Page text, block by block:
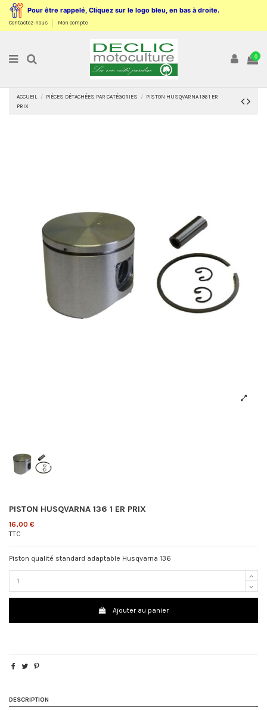
Pour être rappelé, Cliquez sur le logo bleu, en bas à droite.
Contactez-nous Mon compte
0
ACCUEIL PIÈCES DÉTACHÉES PAR CATÉGORIES
PISTON HUSQVARNA 136 1 ER
PRIX
PISTON HUSQVARNA 136 1 ER PRIX
16,00 €
TTC
Piston qualité standard adaptable Husqvarna 136
Ajouter au panier
DESCRIPTION